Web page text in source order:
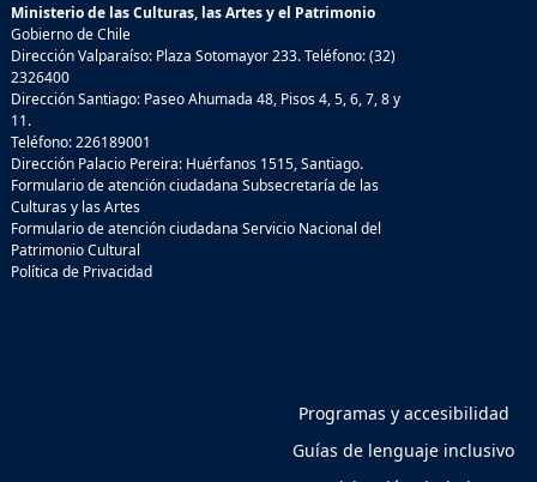
Ministerio de las Culturas, las Artes y el Patrimonio
Gobierno de Chile
Dirección Valparaíso: Plaza Sotomayor 233. Teléfono: (32)
2326400
Dirección Santiago: Paseo Ahumada 48, Pisos 4, 5, 6, 7, 8 y
11.
Teléfono: 226189001
Dirección Palacio Pereira: Huérfanos 1515, Santiago.
Formulario de atención ciudadana Subsecretaría de las
Culturas y las Artes
Formulario de atención ciudadana Servicio Nacional del
Patrimonio Cultural
Política de Privacidad
Programas y accesibilidad
Guías de lenguaje inclusivo